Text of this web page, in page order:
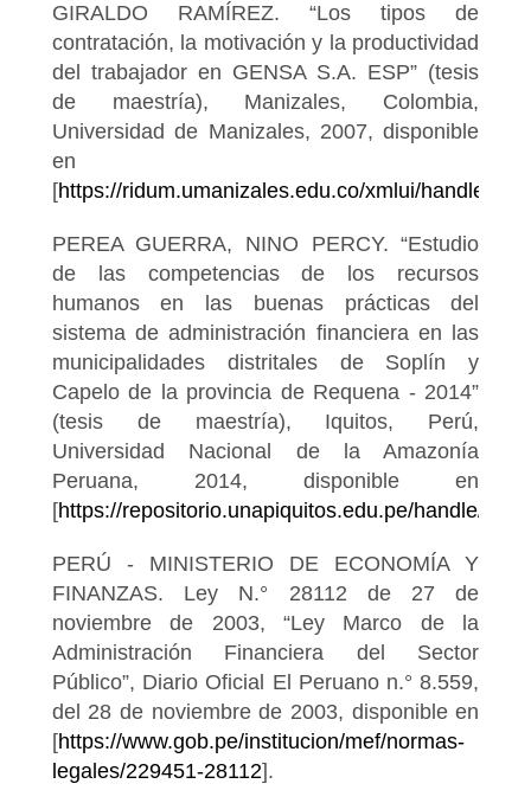
GIRALDO RAMÍREZ. “Los tipos de
contratación, la motivación y la productividad
del trabajador en GENSA S.A. ESP” (tesis
de maestría), Manizales, Colombia,
Universidad de Manizales, 2007, disponible
en
[https://ridum.umanizales.edu.co/xmlui/handle/
PEREA GUERRA, NINO PERCY. “Estudio
de las competencias de los recursos
humanos en las buenas prácticas del
sistema de administración financiera en las
municipalidades distritales de Soplín y
Capelo de la provincia de Requena - 2014”
(tesis de maestría), Iquitos, Perú,
Universidad Nacional de la Amazonía
Peruana, 2014, disponible en
[https://repositorio.unapiquitos.edu.pe/handle/
PERÚ - MINISTERIO DE ECONOMÍA Y
FINANZAS. Ley N.° 28112 de 27 de
noviembre de 2003, “Ley Marco de la
Administración Financiera del Sector
Público”, Diario Oficial El Peruano n.° 8.559,
del 28 de noviembre de 2003, disponible en
[https://www.gob.pe/institucion/mef/normas-
legales/229451-28112].